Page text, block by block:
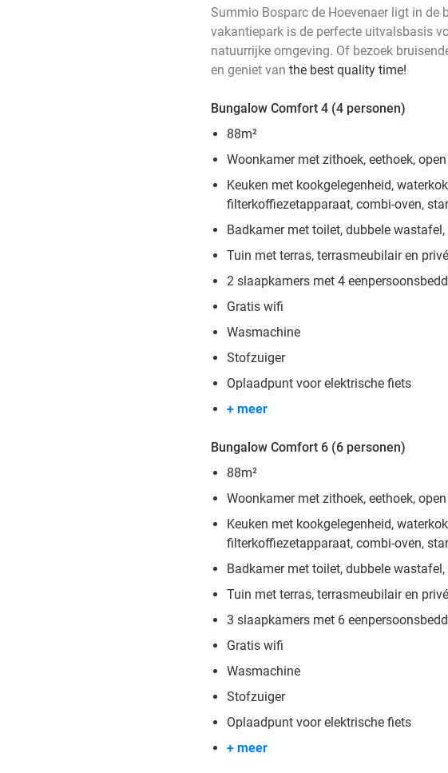
Summio Bosparc de Hoevenaer ligt in de
vakantiepark is de perfecte uitvalsbasis
natuurrijke omgeving. Of bezoek
en geniet van the best quality time!
Bungalow Comfort 4 (4 personen)
88m²
Woonkamer met zithoek, eethoek,
Keuken met kookgelegenheid,
filterkoffiezetapparaat, combi-oven,
Badkamer met toilet, dubbele
Tuin met terras, terrasmeubilair en
2 slaapkamers met 4
Gratis wifi
Wasmachine
Stofzuiger
Oplaadpunt voor elektrische fiets
+ meer
Bungalow Comfort 6 (6 personen)
88m²
Woonkamer met zithoek, eethoek,
Keuken met kookgelegenheid,
filterkoffiezetapparaat, combi-oven,
Badkamer met toilet, dubbele
Tuin met terras, terrasmeubilair en
3 slaapkamers met 6
Gratis wifi
Wasmachine
Stofzuiger
Oplaadpunt voor elektrische fiets
+ meer